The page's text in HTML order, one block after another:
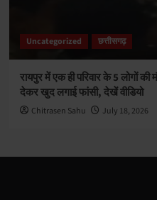
Uncategorized छत्तीसगढ़
रायपुर में एक ही परिवार के 5 लोगों
देकर खुद लगाई फांसी, देखें वीडियो
Chitrasen Sahu July 18, 2026